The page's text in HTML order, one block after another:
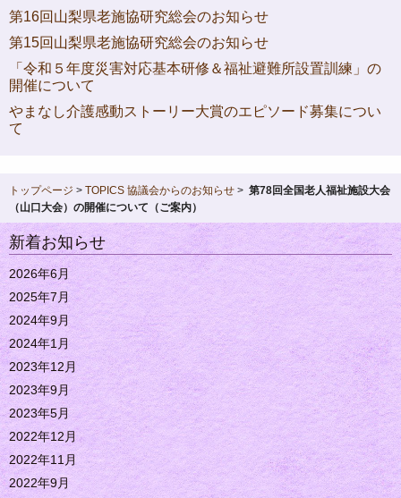
第16回山梨県老施協研究総会のお知らせ
第15回山梨県老施協研究総会のお知らせ
「令和５年度災害対応基本研修＆福祉避難所設置訓練」の
開催について
やまなし介護感動ストーリー大賞のエピソード募集につい
て
トップページ > TOPICS 協議会からのお知らせ > 第78回全国老人福祉施設大会
（山口大会）の開催について（ご案内）
新着お知らせ
2026年6月
2025年7月
2024年9月
2024年1月
2023年12月
2023年9月
2023年5月
2022年12月
2022年11月
2022年9月